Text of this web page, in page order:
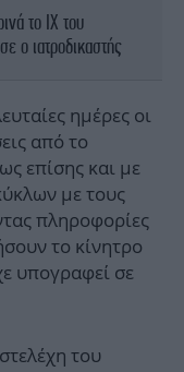
το ΙΧ του
ο ιατροδικαστής
ημέρες οι
από το
επίσης και με
με τους
πληροφορίες
το κίνητρο
υπογραφεί σε
του